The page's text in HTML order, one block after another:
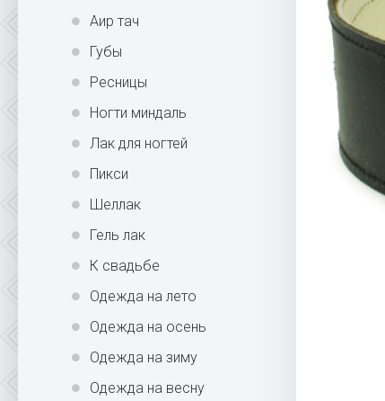
Аир тач
Губы
Ресницы
Ногти миндаль
Лак для ногтей
Пикси
Шеллак
Гель лак
К свадьбе
Одежда на лето
Одежда на осень
Одежда на зиму
Одежда на весну